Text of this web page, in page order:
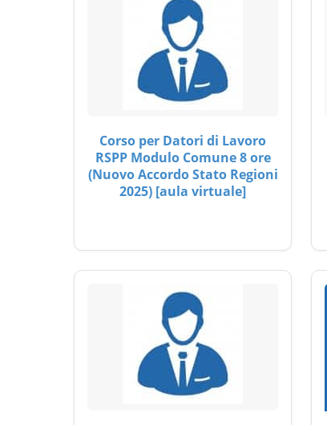
Corso per Datori di Lavoro
RSPP Modulo Comune 8 ore
(Nuovo Accordo Stato Regioni
2025) [aula virtuale]